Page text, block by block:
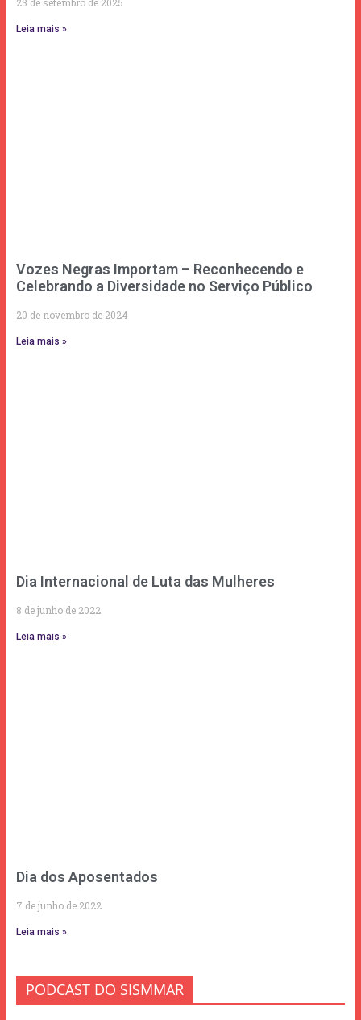
Leia mais »
Vozes Negras Importam – Reconhecendo e
Celebrando a Diversidade no Serviço Público
20 de novembro de 2024
Leia mais »
Dia Internacional de Luta das Mulheres
8 de junho de 2022
Leia mais »
Dia dos Aposentados
7 de junho de 2022
Leia mais »
PODCAST DO SISMMAR